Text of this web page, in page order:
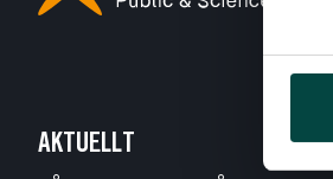
AKTUELLT